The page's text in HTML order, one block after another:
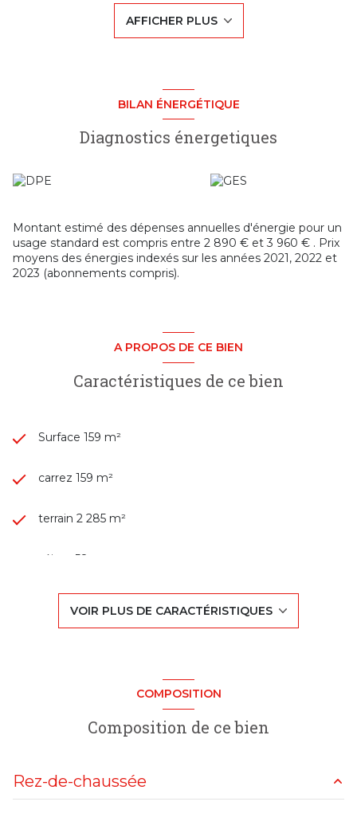
sur les paysages environnants.
D’une surface globale d’environ 160 m², cette habitation,
très bien entretenue, propose de beaux volumes et un
Vous profiterez également de deux salles d’eau, de
fenêtres récentes, d’un poêle à granulés apportant confort
et chaleur à la pièce de vie, ainsi que de laclimatisation
Côté prestations, la villa dispose également d'une
chaleur dédiée au chauffage de la piscine
confort, sécurité et sérénité au quotidien.
À l’extérieur, la piscine et son pool house complètent
parfaitement cet ensemble, idéal pour partager des
moments privilégiés en famille ou entre amis.
Un bien rare sur le secteur, alliant confort, fonctionnalité,
immédiate de Villefranche-sur-Saône.
AFFICHER PLUS
BILAN ÉNERGÉTIQUE
Diagnostics énergetiques
Montant estimé des dépenses annuelles d'énergie pour un
usage standard est compris entre 2 890 € et 3 960 € . Prix
moyens des énergies indexés sur les années 2021, 2022 et
2023 (abonnements compris).
A PROPOS DE CE BIEN
Caractéristiques de ce bien
Surface 159 m²
carrez 159 m²
terrain 2 285 m²
séjour 58 m²
cuisine américaine (équipée)
vue PANORAMIQUE
VOIR PLUS DE CARACTÉRISTIQUES
COMPOSITION
Composition de ce bien
Rez-de-chaussée